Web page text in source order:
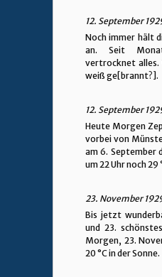
12. September
Noch immer hält
an. Seit
vertrocknet alles.
weiß ge[brannt?].
12. September
Heute Morgen
vorbei von
am 6. September
um 22 Uhr noch 29
23. November
Bis jetzt
und 23.
Morgen, 23.
20 °C in der Sonne.